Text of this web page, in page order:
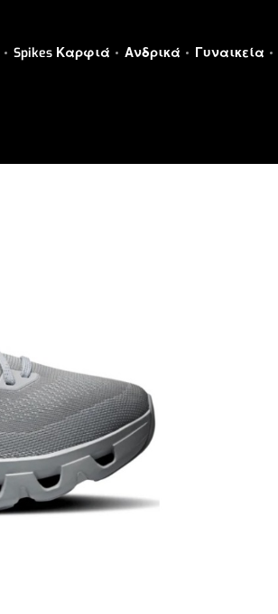
Spikes Καρφιά Ανδρικά Γυναικεία